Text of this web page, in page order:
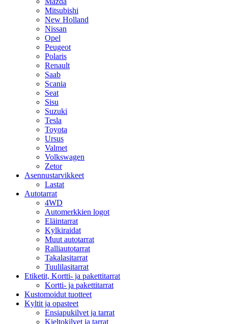
Mitsubishi
New Holland
Nissan
Opel
Peugeot
Polaris
Renault
Saab
Scania
Seat
Sisu
Suzuki
Tesla
Toyota
Ursus
Valmet
Volkswagen
Zetor
Asennustarvikkeet
Lastat
Autotarrat
4WD
Automerkkien logot
Eläintarrat
Kylkiraidat
Muut autotarrat
Ralliautotarrat
Takalasitarrat
Tuulilasitarrat
Etiketit, Kortti- ja pakettitarrat
Kortti- ja pakettitarrat
Kustomoidut tuotteet
Kyltit ja opasteet
Ensiapukilvet ja tarrat
Kieltokilvet ja tarrat